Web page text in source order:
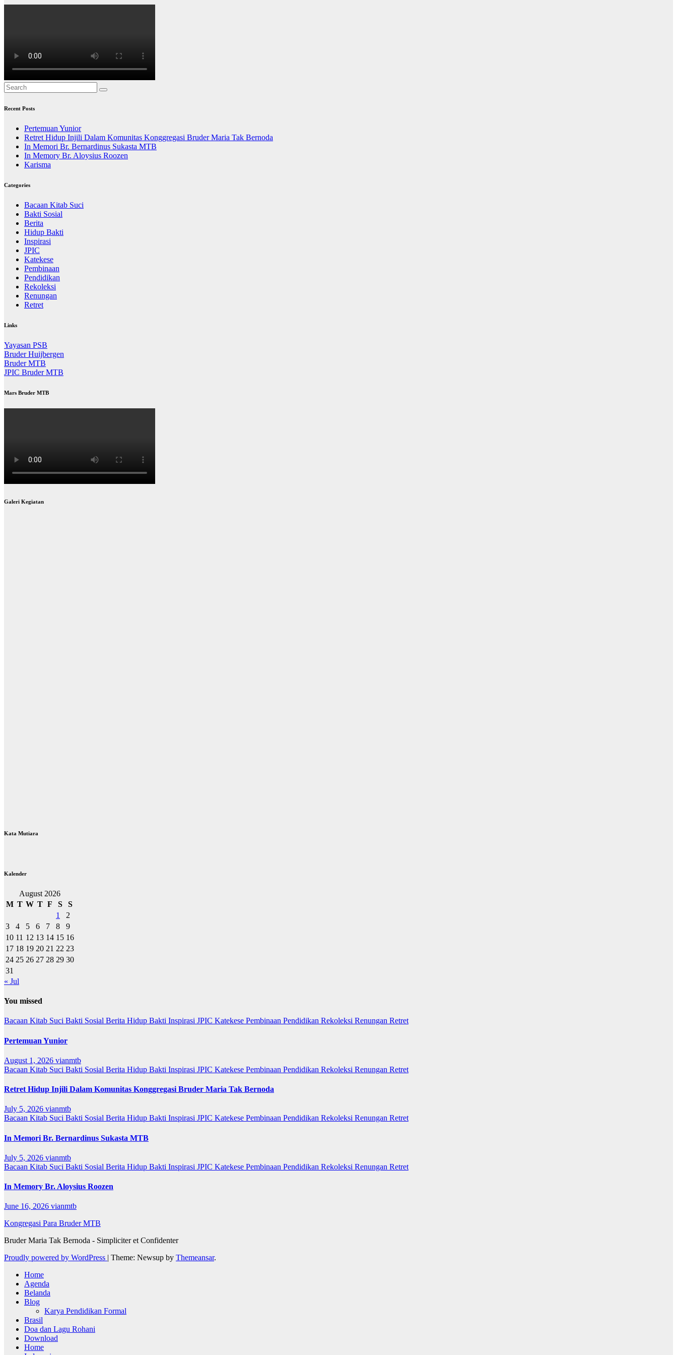
Recent Posts
Pertemuan Yunior
Retret Hidup Injili Dalam Komunitas Konggregasi Bruder Maria Tak Bernoda
In Memori Br. Bernardinus Sukasta MTB
In Memory Br. Aloysius Roozen
Karisma
Categories
Bacaan Kitab Suci
Bakti Sosial
Berita
Hidup Bakti
Inspirasi
JPIC
Katekese
Pembinaan
Pendidikan
Rekoleksi
Renungan
Retret
Links
Yayasan PSB
Bruder Huijbergen
Bruder MTB
JPIC Bruder MTB
Mars Bruder MTB
Galeri Kegiatan
Kata Mutiara
Kalender
August 2026
M T W T F S
S
1
2
3
4 5 6 7 8
9
10 11 12 13 14 15 16
17 18 19 20 21 22 23
24 25 26 27 28 29 30
31
« Jul
You missed
Bacaan Kitab Suci Bakti Sosial Berita Hidup Bakti Inspirasi JPIC Katekese Pembinaan Pendidikan Rekoleksi Renungan Retret
Pertemuan Yunior
August 1, 2026 vianmtb
Bacaan Kitab Suci Bakti Sosial Berita Hidup Bakti Inspirasi JPIC Katekese Pembinaan Pendidikan Rekoleksi Renungan Retret
Retret Hidup Injili Dalam Komunitas Konggregasi Bruder Maria Tak Bernoda
July 5, 2026 vianmtb
Bacaan Kitab Suci Bakti Sosial Berita Hidup Bakti Inspirasi JPIC Katekese Pembinaan Pendidikan Rekoleksi Renungan Retret
In Memori Br. Bernardinus Sukasta MTB
July 5, 2026 vianmtb
Bacaan Kitab Suci Bakti Sosial Berita Hidup Bakti Inspirasi JPIC Katekese Pembinaan Pendidikan Rekoleksi Renungan Retret
In Memory Br. Aloysius Roozen
June 16, 2026 vianmtb
Kongregasi Para Bruder MTB
Bruder Maria Tak Bernoda - Simpliciter et Confidenter
Proudly powered by WordPress | Theme: Newsup by Themeansar.
Home
Agenda
Belanda
Blog
Karya Pendidikan Formal
Brasil
Doa dan Lagu Rohani
Download
Home